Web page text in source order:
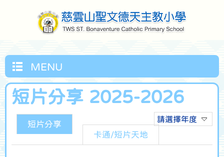
MENU
短片分享 2025-2026
請選擇年度
短片分享
卡通/短片天地